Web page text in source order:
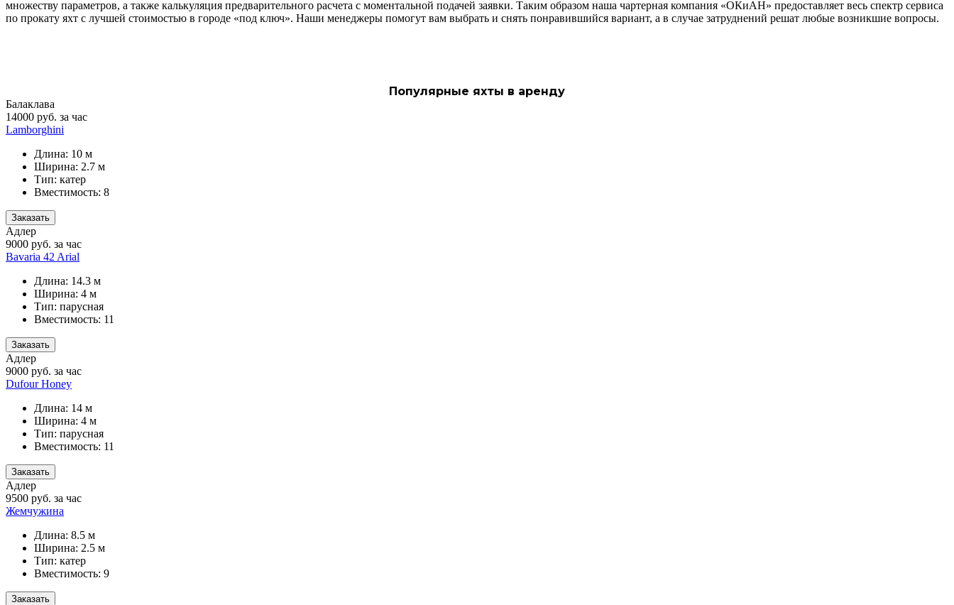
множеству параметров, а также калькуляция предварительного расчета с моментальной подачей заявки. Таким образом наша чартерная компания «ОКиАН» предоставляет весь спектр сервиса
по прокату яхт с лучшей стоимостью в городе «под ключ». Наши менеджеры помогут вам выбрать и снять понравившийся вариант, а в случае затруднений решат любые возникшие вопросы.
Популярные яхты в аренду
Балаклава
14000 руб. за час
Lamborghini
Длина: 10 м
Ширина: 2.7 м
Тип: катер
Вместимость: 8
Заказать
Адлер
9000 руб. за час
Bavaria 42 Arial
Длина: 14.3 м
Ширина: 4 м
Тип: парусная
Вместимость: 11
Заказать
Адлер
9000 руб. за час
Dufour Honey
Длина: 14 м
Ширина: 4 м
Тип: парусная
Вместимость: 11
Заказать
Адлер
9500 руб. за час
Жемчужина
Длина: 8.5 м
Ширина: 2.5 м
Тип: катер
Вместимость: 9
Заказать